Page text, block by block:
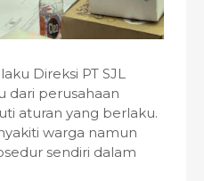
Direksi PT SJL
dari perusahaan
aturan yang berlaku.
warga namun
sendiri dalam